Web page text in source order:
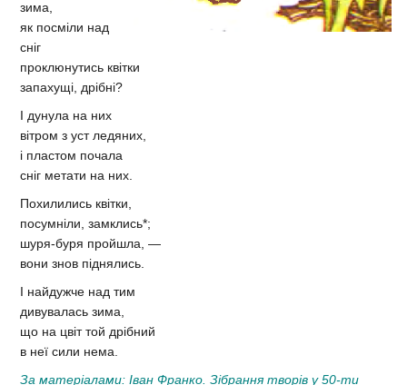
зима,
як посміли над
сніг
проклюнутись квітки
запахущі, дрібні?
І дунула на них
вітром з уст ледяних,
і пластом почала
сніг метати на них.
Похилились квітки,
посумніли, замклись*;
шуря-буря пройшла, —
вони знов піднялись.
І найдужче над тим
дивувалась зима,
що на цвіт той дрібний
в неї сили нема.
За матеріалами: Іван Франко. Зібрання творів у 50-ти